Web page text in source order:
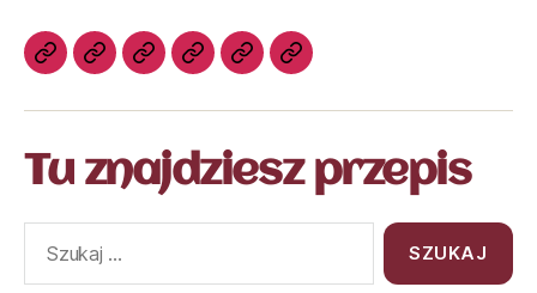
Tu znajdziesz przepis